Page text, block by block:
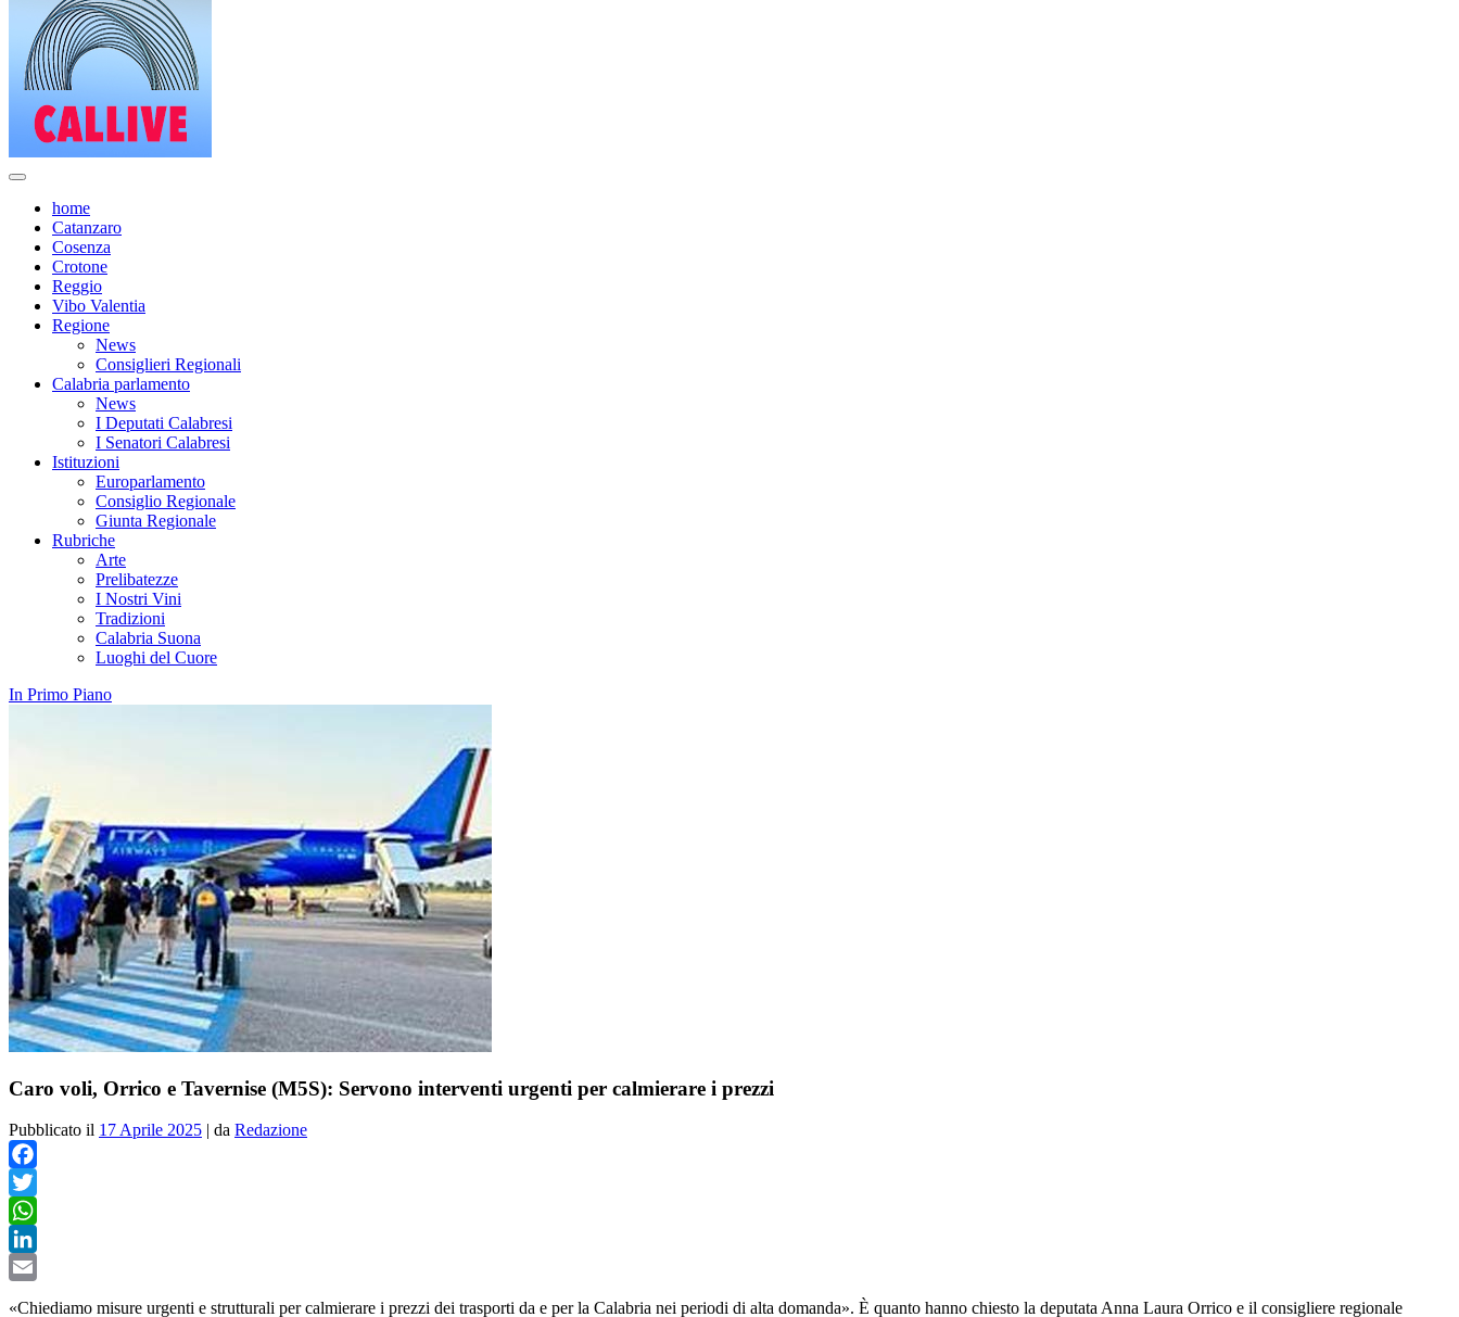
home
Catanzaro
Cosenza
Crotone
Reggio
Vibo Valentia
Regione
News
Consiglieri Regionali
Calabria parlamento
News
I Deputati Calabresi
I Senatori Calabresi
Istituzioni
Europarlamento
Consiglio Regionale
Giunta Regionale
Rubriche
Arte
Prelibatezze
I Nostri Vini
Tradizioni
Calabria Suona
Luoghi del Cuore
In Primo Piano
Caro voli, Orrico e Tavernise (M5S): Servono interventi urgenti per calmierare i prezzi
Pubblicato il 17 Aprile 2025 | da Redazione
Facebook
Twitter
WhatsApp
LinkedIn
«Chiediamo misure urgenti e strutturali per calmierare i prezzi dei trasporti da e per la Calabria nei periodi di alta domanda». È quanto hanno chiesto la deputata Anna Laura Orrico e il consigliere regionale